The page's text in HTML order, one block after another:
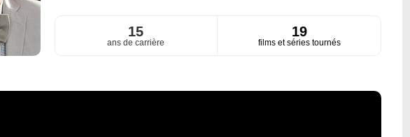
15
ans de carrière
19
films et séries tournés